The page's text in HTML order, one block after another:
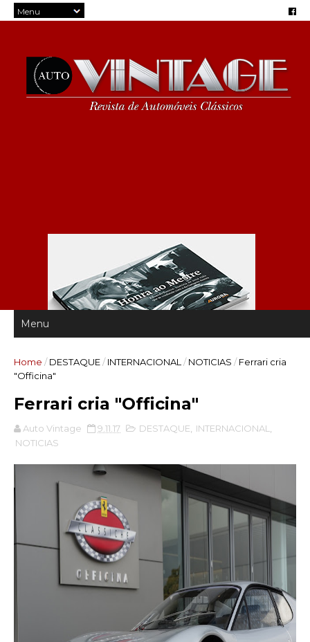
Home / DESTAQUE/ INTERNACIONAL / NOTICIAS / Ferrari cria
"Officina"
Ferrari cria "Officina"
Auto Vintage 9.11.17 DESTAQUE INTERNACIONAL
NOTICIAS